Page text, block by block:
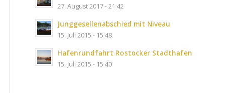
27. August 2017 - 21:42
Junggesellenabschied mit Niveau
15. Juli 2015 - 15:48
Hafenrundfahrt Rostocker Stadthafen
15. Juli 2015 - 15:40